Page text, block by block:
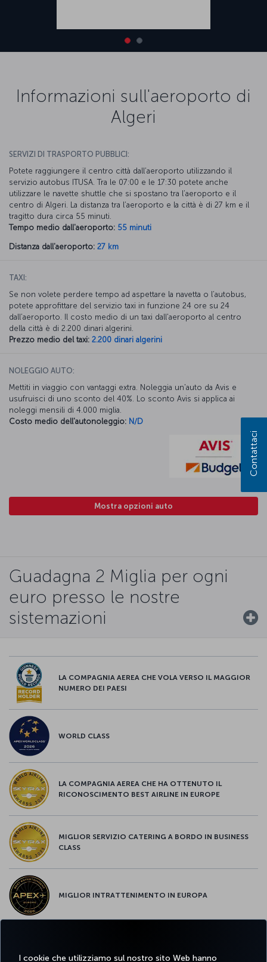
I cookie che utilizziamo sul nostro sito Web hanno
Informazioni sull'aeroporto di
Algeri
SERVIZI DI TRASPORTO PUBBLICI:
Potete raggiungere il centro città dall’aeroporto utilizzando il
servizio autobus ITUSA. Tra le 07:00 e le 17:30 potete anche
utilizzare le navette shuttle che si spostano tra l’aeroporto e il
centro di Algeri. La distanza tra l’aeroporto e la città è di 27 km e il
tragitto dura circa 55 minuti.
Tempo medio dall'aeroporto: 55 minuti
Distanza dall'aeroporto: 27 km
TAXI:
Se non volete perdere tempo ad aspettare la navetta o l’autobus,
potete approfittare del servizio taxi in funzione 24 ore su 24
dall’aeroporto. Il costo medio di un taxi dall'aeroporto al centro
della città è di 2.200 dinari algerini.
Prezzo medio del taxi: 2.200 dinari algerini
NOLEGGIO AUTO:
Mettiti in viaggio con vantaggi extra. Noleggia un'auto da Avis e
usufruisci di uno sconto del 40%. Lo sconto Avis si applica ai
noleggi mensili di 4.000 miglia.
Costo medio dell'autonoleggio: N/D
Mostra opzioni auto
Guadagna 2 Miglia per ogni
euro presso le nostre
sistemazioni
LA COMPAGNIA AEREA CHE VOLA VERSO IL MAGGIOR
NUMERO DEI PAESI
WORLD CLASS
LA COMPAGNIA AEREA CHE HA OTTENUTO IL
RICONOSCIMENTO BEST AIRLINE IN EUROPE
MIGLIOR SERVIZIO CATERING A BORDO IN BUSINESS
CLASS
MIGLIOR INTRATTENIMENTO IN EUROPA
Contattaci